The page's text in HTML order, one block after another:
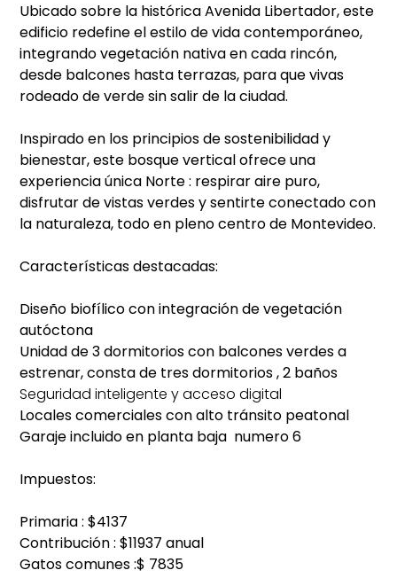
Ubicado sobre la histórica Avenida Libertador, este
edificio redefine el estilo de vida contemporáneo,
integrando vegetación nativa en cada rincón,
desde balcones hasta terrazas, para que vivas
rodeado de verde sin salir de la ciudad.
Inspirado en los principios de sostenibilidad y
bienestar, este bosque vertical ofrece una
experiencia única Norte : respirar aire puro,
disfrutar de vistas verdes y sentirte conectado con
la naturaleza, todo en pleno centro de Montevideo.
Características destacadas:
Diseño biofílico con integración de vegetación
autóctona
Unidad de 3 dormitorios con balcones verdes a
estrenar, consta de tres dormitorios , 2 baños
Seguridad inteligente y acceso digital
Locales comerciales con alto tránsito peatonal
Garaje incluido en planta baja numero 6
Impuestos:
Primaria : $4137
Contribución : $11937 anual
Gatos comunes :$ 7835